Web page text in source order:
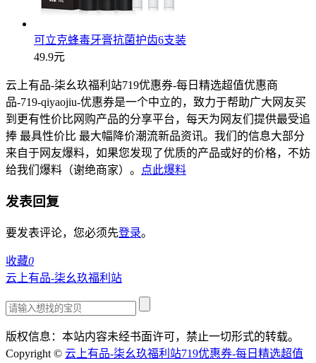
可立克蜂毒牙膏抗菌护齿6支装
49.9元
云上有品-柒幺玖福利站719优惠券-每日精选超值优惠商
品-719-qiyaojiu-优惠券是一个中立的，致力于帮助广大网友买
到更有性价比网购产品的分享平台，每天为网友们提供最受追
捧 最具性价比 最大幅降价潮流新品资讯。我们的信息大部分
来自于网友爆料，如果您发现了优质的产品或好的价格，不妨
给我们爆料（谢绝商家）。
点此爆料
发表回复
要发表评论，您必须先登录。
收藏0
云上有品-柒幺玖福利站
版权信息：本站内容未经书面许可，禁止一切形式的转载。
Copyright © 云上有品-柒幺玖福利站719优惠券-每日精选超值